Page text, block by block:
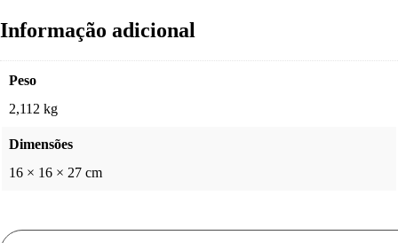
Informação adicional
Peso
2,112 kg
Dimensões
16 × 16 × 27 cm